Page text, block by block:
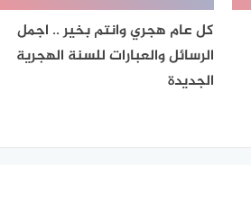
كل عام هجري وانتم بخير .. اجمل
الرسائل والعبارات للسنة الهجرية
الجديدة